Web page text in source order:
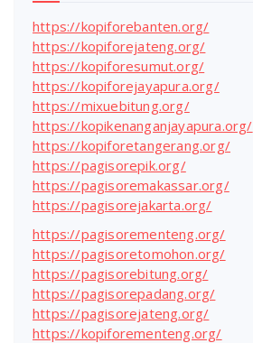
https://kopiforebanten.org/
https://kopiforejateng.org/
https://kopiforesumut.org/
https://kopiforejayapura.org/
https://mixuebitung.org/
https://kopikenanganjayapura.org/
https://kopiforetangerang.org/
https://pagisorepik.org/
https://pagisoremakassar.org/
https://pagisorejakarta.org/
https://pagisorementeng.org/
https://pagisoretomohon.org/
https://pagisorebitung.org/
https://pagisorepadang.org/
https://pagisorejateng.org/
https://kopiforementeng.org/